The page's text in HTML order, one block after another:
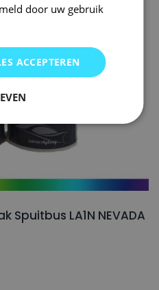
Spuitbus LA1N NEVADA
door uw gebruik
ACCEPTEREN